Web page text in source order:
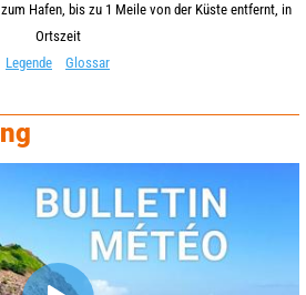
Hafen, bis zu 1 Meile von der Küste entfernt, in
Ortszeit
Legende
Glossar